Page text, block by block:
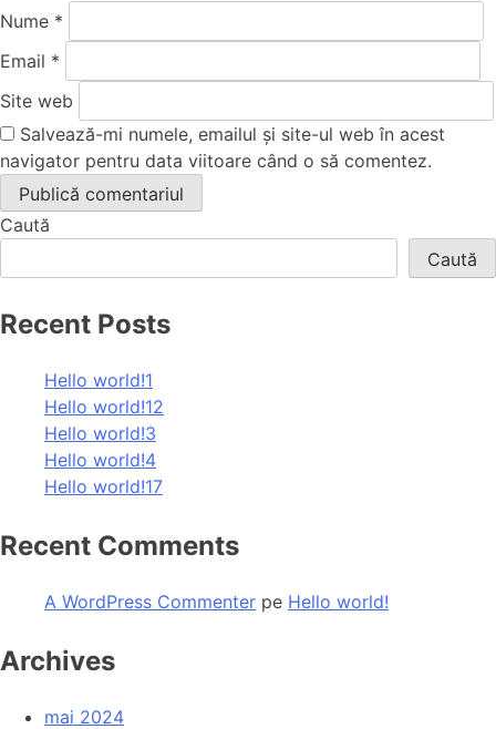
Nume *
Email *
Site web
Salvează-mi numele, emailul și site-ul web în acest
navigator pentru data viitoare când o să comentez.
Caută
Caută
Recent Posts
Hello world!1
Hello world!12
Hello world!3
Hello world!4
Hello world!17
Recent Comments
A WordPress Commenter pe Hello world!
Archives
mai 2024